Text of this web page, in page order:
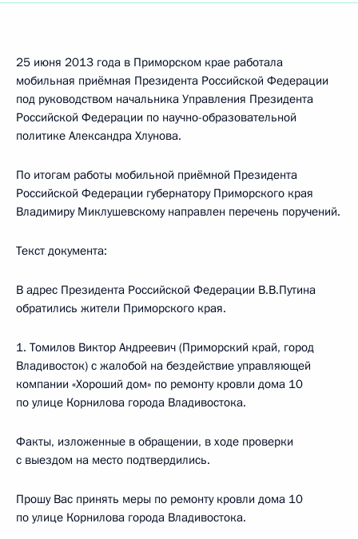
25 июня 2013 года в Приморском крае работала
мобильная приёмная Президента Российской Федерации
под руководством начальника Управления Президента
Российской Федерации по научно-образовательной
политике Александра Хлунова.
По итогам работы мобильной приёмной Президента
Российской Федерации губернатору Приморского края
Владимиру Миклушевскому направлен перечень поручений.
Текст документа:
В адрес Президента Российской Федерации В.В.Путина
обратились жители Приморского края.
1. Томилов Виктор Андреевич (Приморский край, город
Владивосток) с жалобой на бездействие управляющей
компании «Хороший дом» по ремонту кровли дома 10
по улице Корнилова города Владивостока.
Факты, изложенные в обращении, в ходе проверки
с выездом на место подтвердились.
Прошу Вас принять меры по ремонту кровли дома 10
по улице Корнилова города Владивостока.